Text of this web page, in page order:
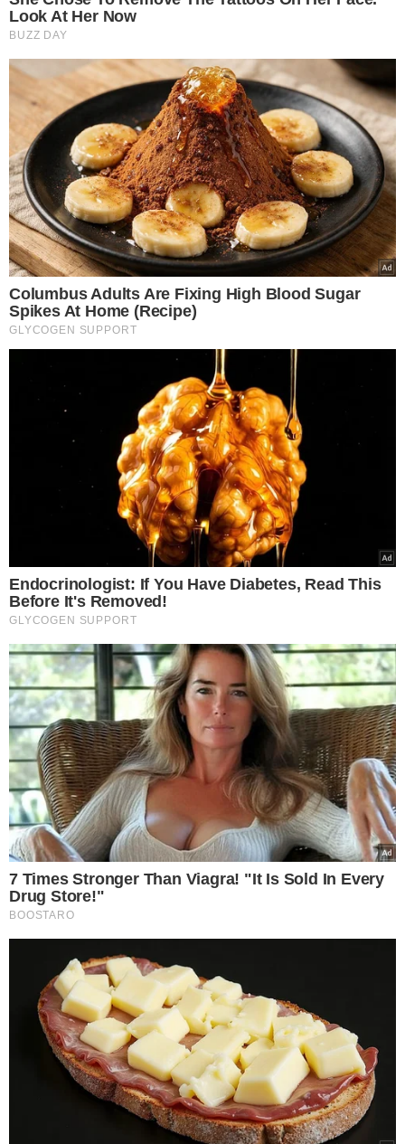
quebrada, mas os componentes internos podem
funcionar perfeitamente”, explica
coordenador da estação de metareciclagem da
instituição.
Uma necessidade ambiental
Regina Glória Mendes, presidente doRotary Club de
Teresina Morada do Sol, afirma que a campanha faz o
bem de forma dupla. “É conscientização ambiental e
social ao mesmo tempo. É promover a inclusão social,
algo fortemente defendido pelo Grupo Meio Norte, a
partir do lixo eletrônico”, define.
Crédito: Lucrécio Arrais
José Osmando de Araújo, diretor de jornalismo do
Grupo Meio Norte de Comunicação, explica que a
parceria vem do ano de 2015 “Tudo começou com o
Rotary feminino, o Fátima, e hoje é uma campanha de
todos os clubs. Nós vamos dar ampla divulgação à
campanha, como fizemos anteriormente com uma
expressiva quantidade de lixo recolhido. Foram 34
toneladas”, lembra.
Viviane Moura, superintendente de Parcerias e
Concessões ( Suparc-PI), firmou o compromisso de selar
parcerias com as concessionárias de PPPs e órgãos do
Governo do Estado do Piauí. “A pandemia aumentou o
consumo de eletrônicos. E para onde vai esse lixo? A
destinação correta precisa ser divulgada e esse material
precisa ter um destino certo, pelo bem do meio
ambiente”, analisa.
Início do projeto
O Rotary Club de Teresina Fátima iniciou esse movimento
em 2014. A ideia foi de Ana Elisa Marangoni, que era
presidente da comissão de projetos no primeiro ano do
club, junto com a presidente-fundadora, Maria das
Graças Martins. “Eu e Regina Célia fizemos uma parceria
com o MP3, quando conhecemos o projeto e fizemos o
recolhimento de lixo eletrônico no Shopping Riverside.
Somente nesta ação, conseguimos 4 toneladas”, explica.